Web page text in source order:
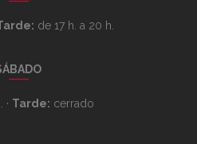
de 17 h. a 20 h.
· Tarde: cerrado